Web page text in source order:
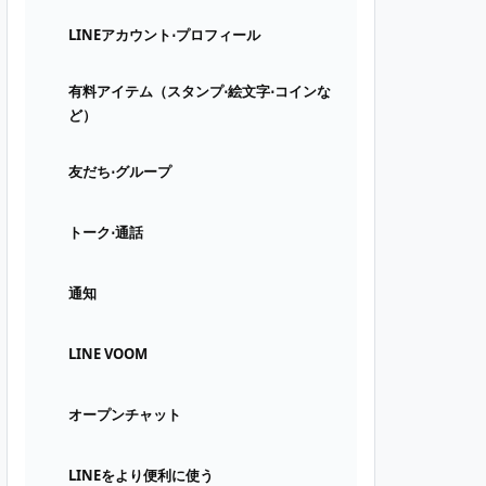
LINEアカウント⋅プロフィール
有料アイテム（スタンプ⋅絵文字⋅コインな
ど）
友だち⋅グループ
トーク⋅通話
通知
LINE VOOM
オープンチャット
LINEをより便利に使う